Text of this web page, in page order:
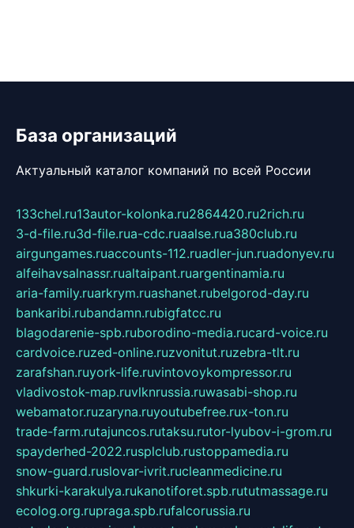
База организаций
Актуальный каталог компаний по всей России
133chel.ru13autor-kolonka.ru2864420.ru2rich.ru
3-d-file.ru3d-file.rua-cdc.ruaalse.rua380club.ru
airgungames.ruaccounts-112.ruadler-jun.ruadonyev.ru
alfeihavsalnassr.rualtaipant.ruargentinamia.ru
aria-family.ruarkrym.ruashanet.rubelgorod-day.ru
bankaribi.rubandamn.rubigfatcc.ru
blagodarenie-spb.ruborodino-media.rucard-voice.ru
cardvoice.ruzed-online.ruzvonitut.ruzebra-tlt.ru
zarafshan.ruyork-life.ruvintovoykompressor.ru
vladivostok-map.ruvlknrussia.ruwasabi-shop.ru
webamator.ruzaryna.ruyoutubefree.rux-ton.ru
trade-farm.rutajuncos.rutaksu.rutor-lyubov-i-grom.ru
spayderhed-2022.rusplclub.rustoppamedia.ru
snow-guard.ruslovar-ivrit.rucleanmedicine.ru
shkurki-karakulya.rukanotiforet.spb.rututmassage.ru
ecolog.org.rupraga.spb.rufalcorussia.ru